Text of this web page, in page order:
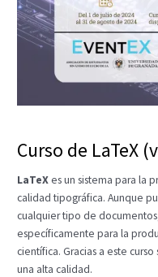
Curso de LaTeX
LaTeXes un sistema para la
calidad tipográfica. Aunque
cualquier tipo de
específicamente para la
científica. Gracias a este
una alta calidad.